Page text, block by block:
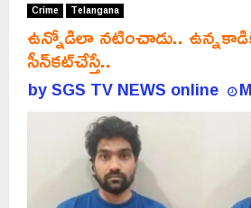
Crime Telangana
ఉన్నోడిలా నటించాడు..
సీన్‌కట్‌చేస్తే..
bySGS TV NEWS online